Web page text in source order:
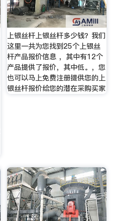
上银丝杆上银丝杆多少钱？我们
这里一共为您找到25个上银丝
杆产品报价信息 ，其中有12个
产品提供了报价，其中低。，您
也可以马上免费注册提供您的上
银丝杆报价给您的潜在采购买家